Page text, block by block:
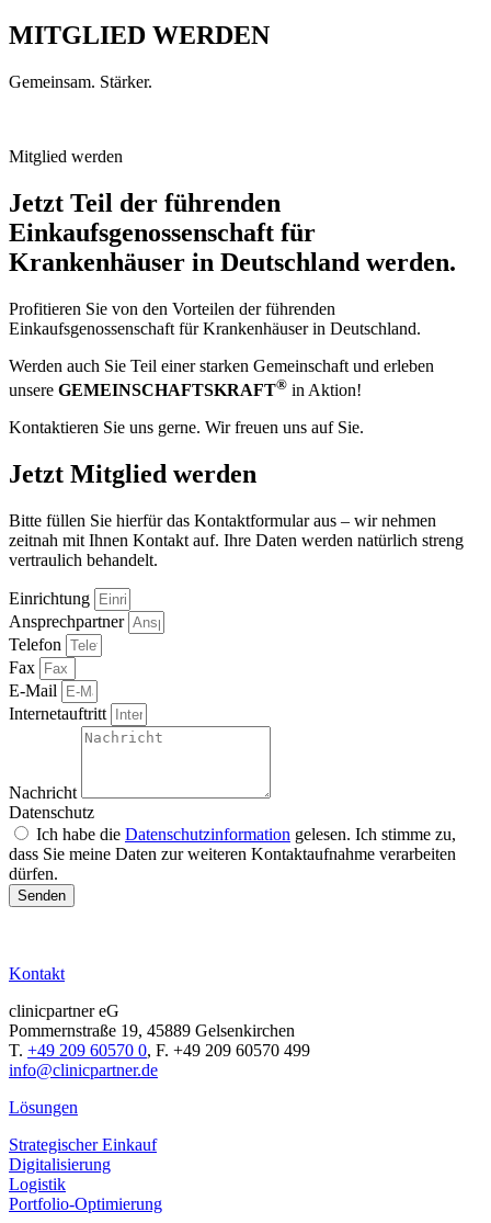
MITGLIED WERDEN
Gemeinsam. Stärker.
Mitglied werden
Jetzt Teil der führenden
Einkaufsgenossenschaft für
Krankenhäuser in Deutschland werden.
Profitieren Sie von den Vorteilen der führenden
Einkaufsgenossenschaft für Krankenhäuser in Deutschland.
Werden auch Sie Teil einer starken Gemeinschaft und erleben
unsere GEMEINSCHAFTSKRAFT® in Aktion!
Kontaktieren Sie uns gerne. Wir freuen uns auf Sie.
Jetzt Mitglied werden
Bitte füllen Sie hierfür das Kontaktformular aus – wir nehmen
zeitnah mit Ihnen Kontakt auf. Ihre Daten werden natürlich streng
vertraulich behandelt.
Einrichtung
Ansprechpartner
Telefon
Fax
E-Mail
Internetauftritt
Nachricht
Datenschutz
Ich habe die Datenschutzinformation gelesen. Ich stimme zu,
dass Sie meine Daten zur weiteren Kontaktaufnahme verarbeiten
dürfen.
Senden
Kontakt
clinicpartner eG
Pommernstraße 19, 45889 Gelsenkirchen
T. +49 209 60570 0, F. +49 209 60570 499
info@clinicpartner.de
Lösungen
Strategischer Einkauf
Digitalisierung
Logistik
Portfolio-Optimierung